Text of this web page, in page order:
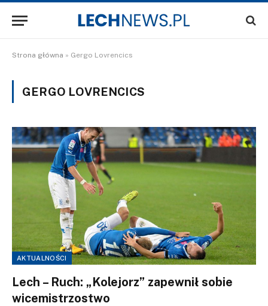
Strona główna » Gergo Lovrencics
GERGO LOVRENCICS
AKTUALNOŚCI
Lech – Ruch: „Kolejorz” zapewnił sobie
wicemistrzostwo